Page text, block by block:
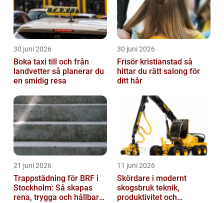
30 juni 2026
Boka taxi till och från
landvetter så planerar du
en smidig resa
30 juni 2026
Frisör kristianstad så
hittar du rätt salong för
ditt hår
21 juni 2026
Trappstädning för BRF i
Stockholm: Så skapas
rena, trygga och hållbara
11 juni 2026
Skördare i modernt
skogsbruk teknik,
produktivitet och